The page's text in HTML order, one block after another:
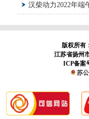
汉柴动力2022年端
版权所有
江苏省扬州
ICP备案
苏